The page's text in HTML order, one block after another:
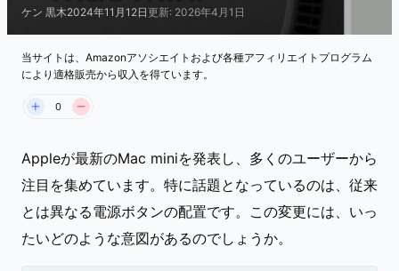
ケン 黒木2024年11月12日更新: 2026年4月1日
当サイトは、Amazonアソシエイトおよび各種アフィリエイトプログラム
により適格販売から収入を得ています。
0
Appleが最新のMac miniを発表し、多くのユーザーから
注目を集めています。特に話題となっているのは、従来
とは異なる電源ボタンの配置です。この変更には、いっ
たいどのような意図があるのでしょうか。